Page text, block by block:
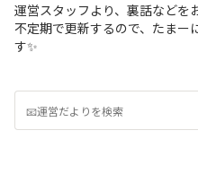
運営スタッフより、裏話などを
不定期で更新するので、たまー
す✨